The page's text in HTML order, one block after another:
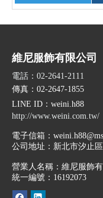
維尼服飾有限公司
電話：02-2641-2111
傳真：02-2647-1855
LINE ID ：weini.h88
http://www.weini.com.tw/
電子信箱：
公司地址： 新北市汐止
營業人名稱：維尼服飾有
統一編號：16192073